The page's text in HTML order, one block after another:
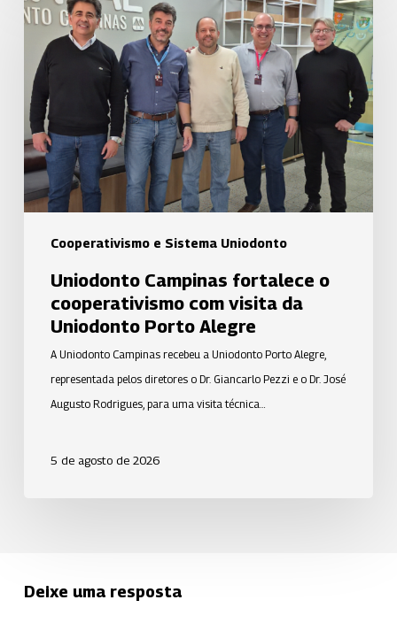
Cooperativismo e Sistema Uniodonto
Campinas
fortalece
cooperativismo
com
visita
da
Uniodonto
Porto
Alegre
Uniodonto Campinas fortalece o
cooperativismo com visita da
Uniodonto Porto Alegre
A Uniodonto Campinas recebeu a Uniodonto Porto Alegre,
representada pelos diretores o Dr. Giancarlo Pezzi e o Dr. José
Augusto Rodrigues, para uma visita técnica…
5 de agosto de 2026
Deixe uma resposta